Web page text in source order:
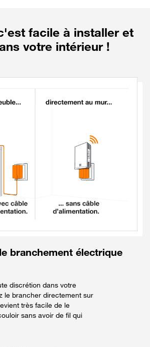
facile à installer et
votre intérieur !
branchement électrique
discrétion dans votre
le brancher directement sur
très facile de le
sans avoir de fil qui